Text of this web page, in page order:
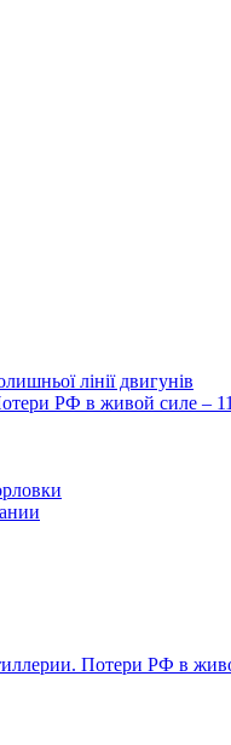
лінії двигунів
РФ в живой силе –
Потери РФ в